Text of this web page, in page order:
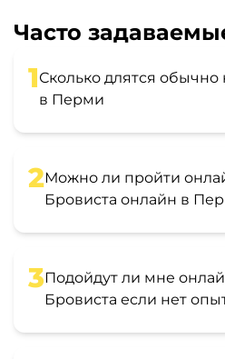
Часто
1Сколько длятся обычно
в Перми
2Можно ли пройти
Бровиста онлайн в
3Подойдут ли мне
Бровиста если нет